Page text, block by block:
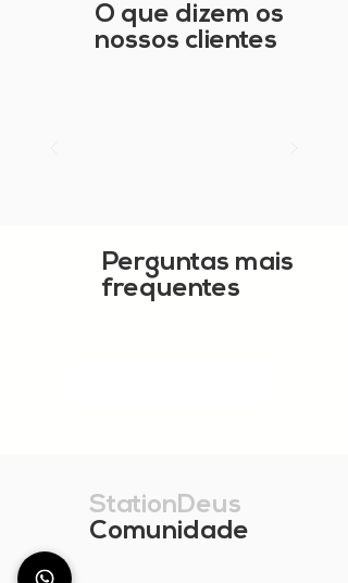
O que dizem os
nossos clientes
Perguntas mais
frequentes
StationDeus
Comunidade